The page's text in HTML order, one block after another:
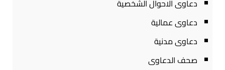
دعاوى الاحوال الشخصية
دعاوى عمالية
دعاوى مدنية
صحف الدعاوى